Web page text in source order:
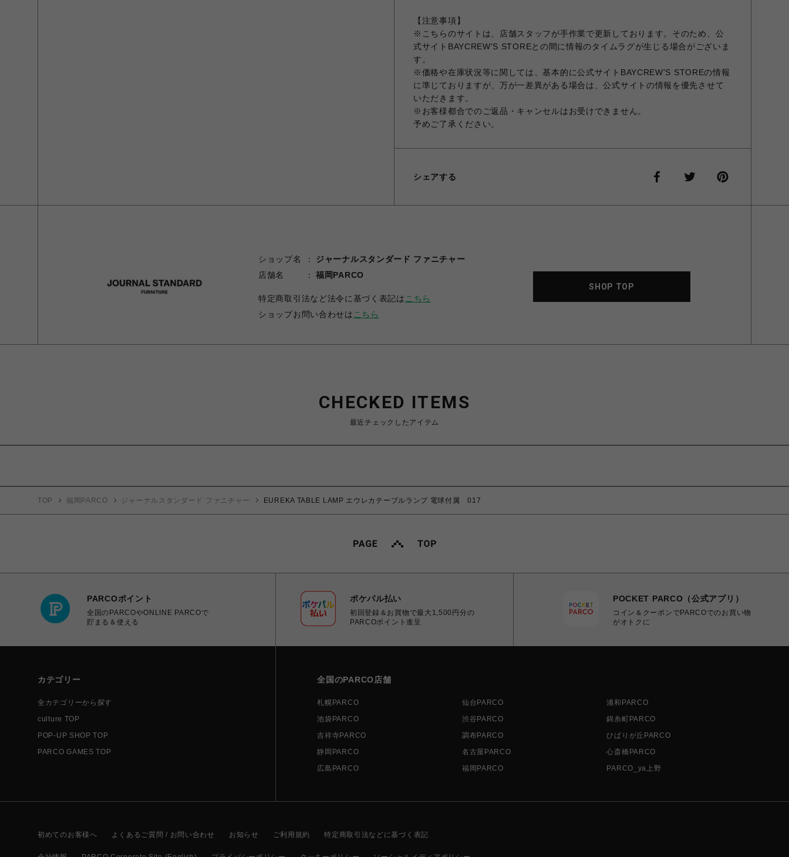
【注意事項】
※こちらのサイトは、店舗スタッフが手作業で更新しております。そのため、公
式サイトBAYCREW'S STOREとの間に情報のタイムラグが生じる場合がございま
す。
※価格や在庫状況等に関しては、基本的に公式サイトBAYCREW'S STOREの情報
に準じておりますが、万が一差異がある場合は、公式サイトの情報を優先させて
いただきます。
※お客様都合でのご返品・キャンセルはお受けできません。
予めご了承ください。
シェアする
ショップ名
ジャーナルスタンダード ファニチャー
店舗名
福岡PARCO
特定商取引法など法令に基づく表記は こちら
ショップお問い合わせは こちら
SHOP TOP
CHECKED ITEMS
最近チェックしたアイテム
TOP 福岡PARCO ジャーナルスタンダード ファニチャー EUREKA TABLE LAMP エウレカテーブルランプ 電球付属 017
PARCOポイント
全国のPARCOやONLINE PARCOで
貯まる＆使える
ポケパル払い
初回登録＆お買物で最大1,500円分の
PARCOポイント進呈
POCKET PARCO（公式アプリ）
コイン＆クーポンでPARCOでのお買い物
がオトクに
カテゴリー
全カテゴリーから探す
culture TOP
POP-UP SHOP TOP
PARCO GAMES TOP
全国のPARCO店舗
札幌PARCO 仙台PARCO
浦和PARCO
池袋PARCO
渋谷PARCO
錦糸町PARCO
吉祥寺PARCO
調布PARCO
ひばりが丘PARCO
静岡PARCO
名古屋PARCO
心斎橋PARCO
広島PARCO
福岡PARCO PARCO_ya上野
初めてのお客様へ よくあるご質問 / お問い合わせ お知らせ ご利用規約 特定商取引法などに基づく表記